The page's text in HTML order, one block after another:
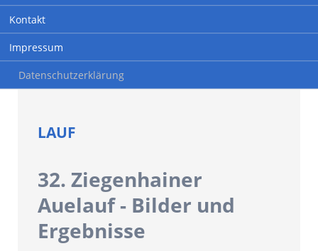
Kontakt
Impressum
Datenschutzerklärung
LAUF
32. Ziegenhainer
Auelauf - Bilder und
Ergebnisse